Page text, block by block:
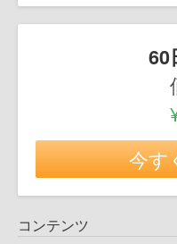
60
今す
コンテンツ